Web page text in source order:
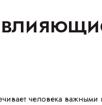
человека важными